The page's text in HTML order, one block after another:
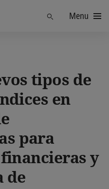
Menu
tipos de
en
para
y
de